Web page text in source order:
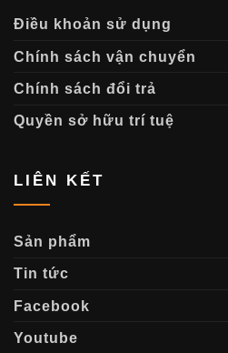
Điều khoản sử dụng
Chính sách vận chuyển
Chính sách đổi trả
Quyền sở hữu trí tuệ
LIÊN KẾT
Sản phẩm
Tin tức
Facebook
Youtube